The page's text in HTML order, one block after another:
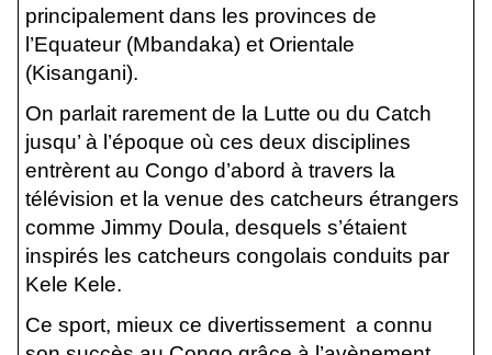
principalement dans les provinces de
l’Equateur (Mbandaka) et Orientale
(Kisangani).
On parlait rarement de la Lutte ou du Catch
jusqu’ à l’époque où ces deux disciplines
entrèrent au Congo d’abord à travers la
télévision et la venue des catcheurs étrangers
comme Jimmy Doula, desquels s’étaient
inspirés les catcheurs congolais conduits par
Kele Kele.
Ce sport, mieux ce divertissement a connu